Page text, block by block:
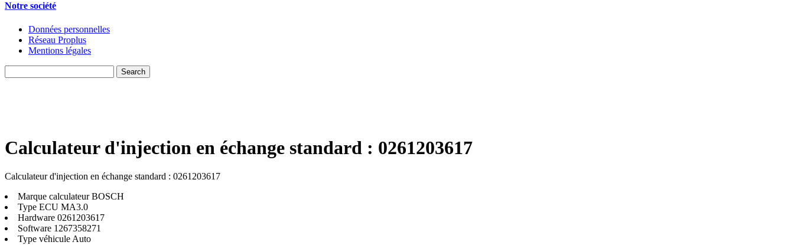
Notre société
Données personnelles
Réseau Proplus
Mentions légales
Calculateur d'injection en échange standard : 0261203617
Calculateur d'injection en échange standard : 0261203617
Marque calculateurBOSCH
Type ECU MA3.0
Hardware 0261203617
Software 1267358271
Type véhicule Auto